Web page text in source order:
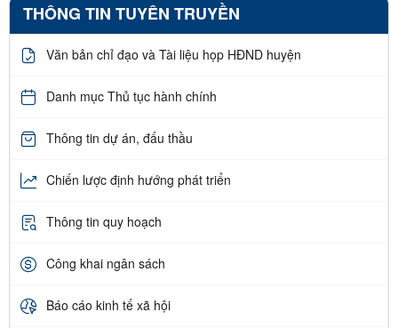
THÔNG TIN TUYÊN TRUYỀN
Văn bản chỉ đạo và Tài liệu họp HĐND huyện
Danh mục Thủ tục hành chính
Thông tin dự án, đấu thầu
Chiến lược định hướng phát triển
Thông tin quy hoạch
Công khai ngân sách
Báo cáo kinh tế xã hội